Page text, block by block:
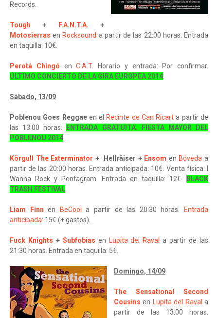
Records.
Tough + F.A.N.T.A. +
Motosierras en Rocksound a partir de las 22:00 horas. Entrada
en taquilla: 10€.
Perotá Chingó enC.A.T. Horario y entrada: Por confirmar.
ÚLTIMO CONCIERTO DE LA GIRA EUROPEA 2014.
Sábado, 13/09
Poblenou Goes Reggaeen el Recinte de Can Ricart a partir de
las 13:00 horas.
ENTRADA GRATUITA. FIESTA MAYOR DEL
POBLENOU 2014.
Körgull The Exterminator + Hellräiser + Ensom en Bóveda a
partir de las 20:00 horas. Entrada anticipada: 10€. Venta física: I
Wanna Rock y Pentagram. Entrada en taquilla: 12€.
BLACK
TRASH FESTIVAL.
Liam Finn en BeCool a partir de las 20:30 horas.
Entrada
anticipada: 15€ (+ gastos).
Fuck Knights + Subfobias en Lupita del Raval a partir de las
21:30 horas. Entrada en taquilla: 5€.
Domingo, 14/09
The Sensational Second
Cousins en Lupita del Raval a
partir de las 13:00 horas.